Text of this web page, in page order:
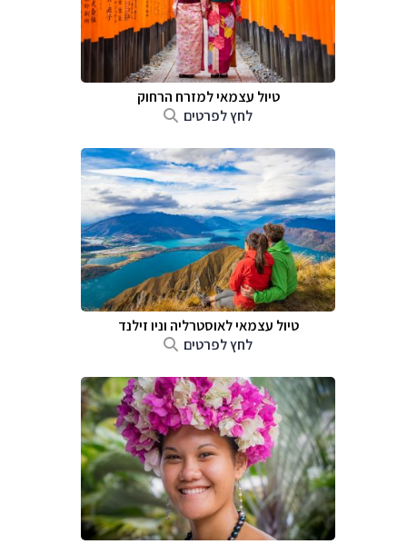
טיול עצמאי למזרח הרחוק
לחץ לפרטים
טיול עצמאי לאוסטרליה וניו זילנד
לחץ לפרטים